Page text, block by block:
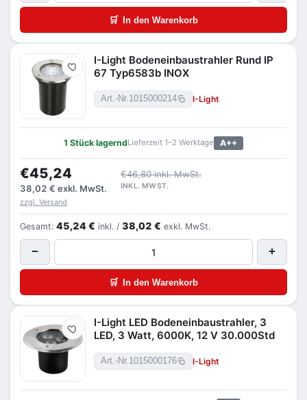
🛒 In den Warenkorb
Merken
I-Light Bodeneinbaustrahler Rund IP
67 Typ6583b INOX
Art.-Nr.1015000214 I-Light
1 Stück lagerndLieferzeit 1–2 Werktage A++
€45,24
€46,80 inkl. MwSt.
38,02 € exkl. MwSt. INKL. MWST.
zzgl. Versand
Gesamt: 45,24 € inkl. / 38,02 € exkl. MwSt.
− +
🛒 In den Warenkorb
Merken
I-Light LED Bodeneinbaustrahler, 3
LED, 3 Watt, 6000K, 12 V 30.000Std
Art.-Nr.1015000176 I-Light